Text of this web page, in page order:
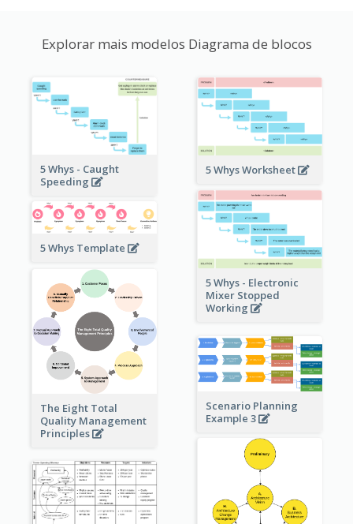
Explorar mais modelos Diagrama de blocos
5 Whys - Caught
Speeding
5 Whys Worksheet
5 Whys - Electronic
Mixer Stopped
Working
5 Whys Template
The Eight Total
Quality Management
Principles
Scenario Planning
Example 3